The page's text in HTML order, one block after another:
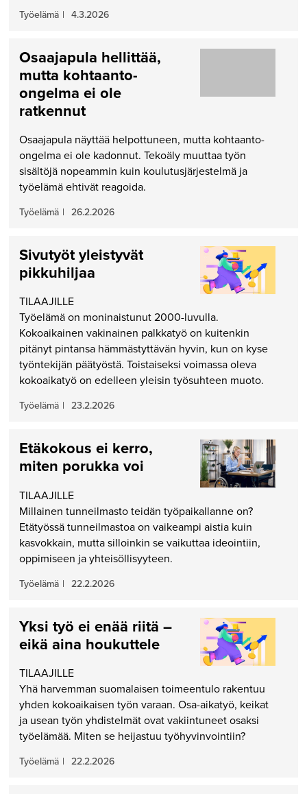
Työelämä | 4.3.2026
Osaajapula hellittää,
mutta kohtaanto-
ongelma ei ole
ratkennut
Osaajapula näyttää helpottuneen, mutta kohtaanto-
ongelma ei ole kadonnut. Tekoäly muuttaa työn
sisältöjä nopeammin kuin koulutusjärjestelmä ja
työelämä ehtivät reagoida.
Työelämä | 26.2.2026
Sivutyöt yleistyvät
pikkuhiljaa
TILAAJILLE
Työelämä on moninaistunut 2000-luvulla.
Kokoaikainen vaki­nainen palkkatyö on kuitenkin
pitänyt pintansa hämmästyttävän hyvin, kun on kyse
työntekijän päätyöstä. Toistaiseksi voimassa oleva
koko­aikatyö on edelleen yleisin työsuhteen muoto.
Työelämä | 23.2.2026
Etäkokous ei kerro,
miten porukka voi
TILAAJILLE
Millainen tunneilmasto teidän työpaikallanne on?
Etätyössä tunneilmastoa on vaikeampi aistia kuin
kasvokkain, mutta silloinkin se vaikuttaa ideointiin,
oppimiseen ja yhteisöllisyyteen.
Työelämä | 22.2.2026
Yksi työ ei enää riitä –
eikä aina houkuttele
TILAAJILLE
Yhä harvemman suomalaisen toimeentulo rakentuu
yhden kokoaikaisen työn varaan. Osa-aikatyö, keikat
ja usean työn yhdistelmät ovat vakiintuneet osaksi
työelämää. Miten se heijastuu työhyvinvointiin?
Työelämä | 22.2.2026